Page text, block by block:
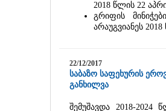
2018 წლის 22
გრიფის
არაუგვიანეს
22/12/2017
საბაზო საფეხურის
განხილვა
შემუშავდა 2018-